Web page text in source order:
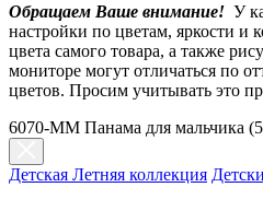
Обращаем Ваше внимание! У
настройки по цветам, яркости и
цвета самого товара, а также
мониторе могут отличаться по
цветов. Просим учитывать это
6070-MM Панама для мальчика
Детская Летняя коллекция